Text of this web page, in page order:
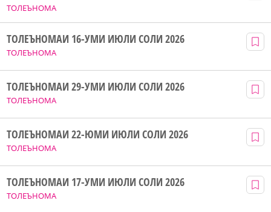
ТОЛЕЪНОМА
ТОЛЕЪНОМА
ТОЛЕЪНОМАИ 16-УМИ ИЮЛИ СОЛИ 2026
ТОЛЕЪНОМА
ТОЛЕЪНОМАИ 29-УМИ ИЮЛИ СОЛИ 2026
ТОЛЕЪНОМА
ТОЛЕЪНОМАИ 22-ЮМИ ИЮЛИ СОЛИ 2026
ТОЛЕЪНОМА
ТОЛЕЪНОМАИ 17-УМИ ИЮЛИ СОЛИ 2026